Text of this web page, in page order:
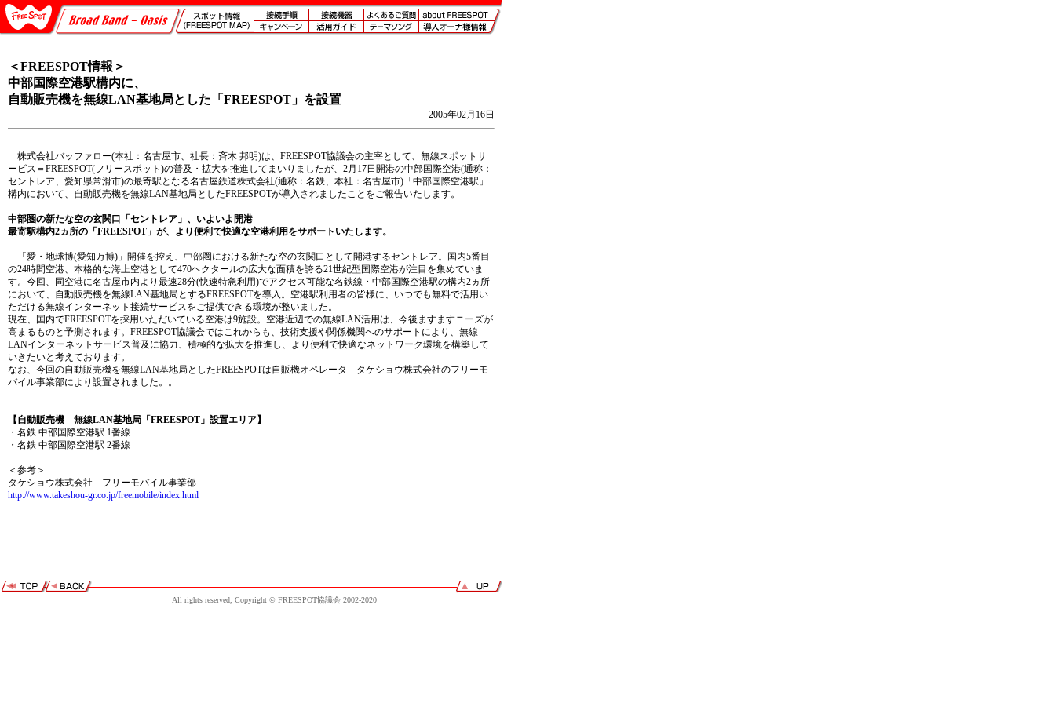
＜FREESPOT情報＞
中部国際空港駅構内に、
自動販売機を無線LAN基地局とした「FREESPOT」を設置
2005年02月16日
株式会社バッファロー(本社：名古屋市、社長：斉木 邦明)は、FREESPOT協議会の主宰として、無線スポットサ
ービス＝FREESPOT(フリースポット)の普及・拡大を推進してまいりましたが、2月17日開港の中部国際空港(通称：
セントレア、愛知県常滑市)の最寄駅となる名古屋鉄道株式会社(通称：名鉄、本社：名古屋市)「中部国際空港駅」
構内において、自動販売機を無線LAN基地局としたFREESPOTが導入されましたことをご報告いたします。
中部圏の新たな空の玄関口「セントレア」、いよいよ開港
最寄駅構内2ヵ所の「FREESPOT」が、より便利で快適な空港利用をサポートいたします。
「愛・地球博(愛知万博)」開催を控え、中部圏における新たな空の玄関口として開港するセントレア。国内5番目
の24時間空港、本格的な海上空港として470ヘクタールの広大な面積を誇る21世紀型国際空港が注目を集めていま
す。今回、同空港に名古屋市内より最速28分(快速特急利用)でアクセス可能な名鉄線・中部国際空港駅の構内2ヵ所
において、自動販売機を無線LAN基地局とするFREESPOTを導入。空港駅利用者の皆様に、いつでも無料で活用い
ただける無線インターネット接続サービスをご提供できる環境が整いました。
現在、国内でFREESPOTを採用いただいている空港は9施設。空港近辺での無線LAN活用は、今後ますますニーズが
高まるものと予測されます。FREESPOT協議会ではこれからも、技術支援や関係機関へのサポートにより、無線
LANインターネットサービス普及に協力、積極的な拡大を推進し、より便利で快適なネットワーク環境を構築して
いきたいと考えております。
なお、今回の自動販売機を無線LAN基地局としたFREESPOTは自販機オペレータ タケショウ株式会社のフリーモ
バイル事業部により設置されました。。
【自動販売機 無線LAN基地局「FREESPOT」設置エリア】
・名鉄 中部国際空港駅 1番線
・名鉄 中部国際空港駅 2番線
＜参考＞
タケショウ株式会社 フリーモバイル事業部
http://www.takeshou-gr.co.jp/freemobile/index.html
All rights reserved, Copyright © FREESPOT協議会 2002-2020